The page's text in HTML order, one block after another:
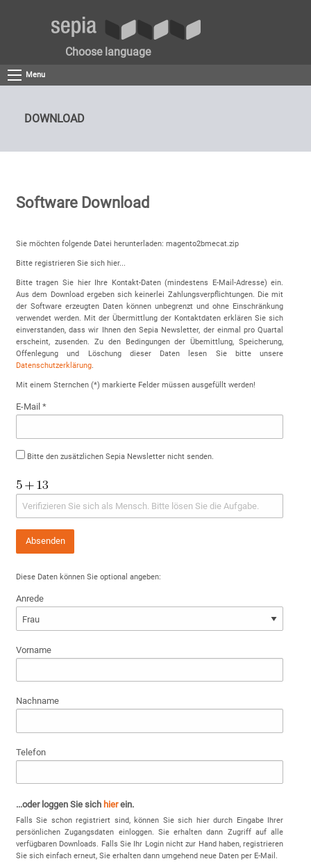
Choose language
Menu
DOWNLOAD
Software Download
Sie möchten folgende Datei herunterladen: magento2bmecat.zip
Bitte registrieren Sie sich hier...
Bitte tragen Sie hier Ihre Kontakt-Daten (mindestens E-Mail-Adresse) ein.
Aus dem Download ergeben sich keinerlei Zahlungsverpflichtungen. Die mit
der Software erzeugten Daten können unbegrenzt und ohne Einschränkung
verwendet werden. Mit der Übermittlung der Kontaktdaten erklären Sie sich
einverstanden, dass wir Ihnen den Sepia Newsletter, der einmal pro Quartal
erscheint, zusenden. Zu den Bedingungen der Übemittlung, Speicherung,
Offenlegung und Löschung dieser Daten lesen Sie bitte unsere
Datenschutzerklärung.
Mit einem Sternchen (*) markierte Felder müssen ausgefüllt werden!
E-Mail *
Bitte den zusätzlichen Sepia Newsletter nicht senden.
Absenden
Diese Daten können Sie optional angeben:
Anrede
Vorname
Nachname
Telefon
...oder loggen Sie sich hierein.
Falls Sie schon registriert sind, können Sie sich hier durch Eingabe Ihrer
persönlichen Zugangsdaten einloggen. Sie erhalten dann Zugriff auf alle
verfügbaren Downloads. Falls Sie Ihr Login nicht zur Hand haben, registrieren
Sie sich einfach erneut, Sie erhalten dann umgehend neue Daten per E-Mail.